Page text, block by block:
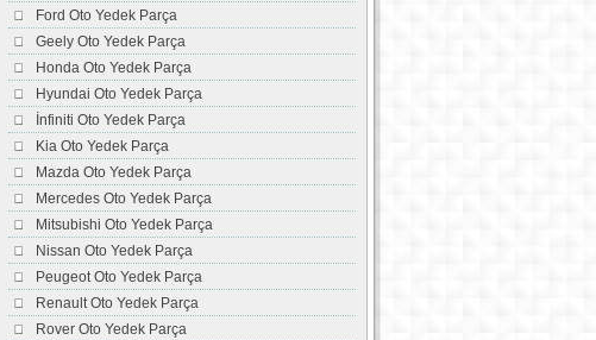
Ford Oto Yedek Parça
Geely Oto Yedek Parça
Honda Oto Yedek Parça
Hyundai Oto Yedek Parça
İnfiniti Oto Yedek Parça
Kia Oto Yedek Parça
Mazda Oto Yedek Parça
Mercedes Oto Yedek Parça
Mitsubishi Oto Yedek Parça
Nissan Oto Yedek Parça
Peugeot Oto Yedek Parça
Renault Oto Yedek Parça
Rover Oto Yedek Parça